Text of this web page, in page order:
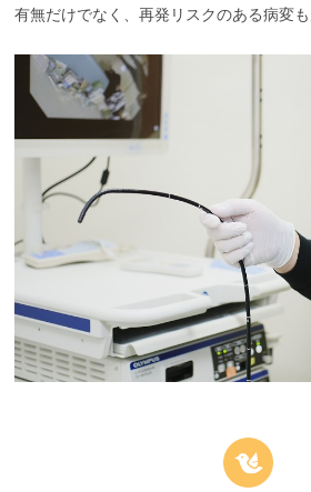
有無だけでなく、再発リスクのある病変も